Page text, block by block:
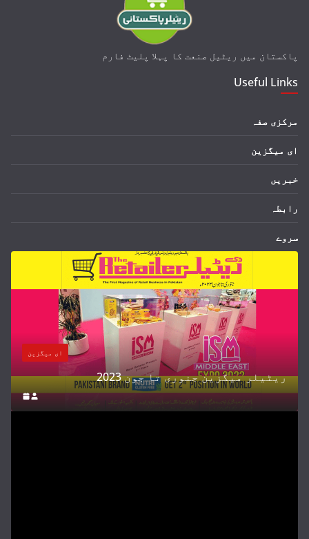
پاکستان میں ریٹیل صنعت کا پہلا پلیٹ فارم
Useful Links
مرکزی صفہ
ای میگزین
خبریں
رابطہ
سروے
ای میگزین
ریٹیلر میگزین جنوری تا جون 2023